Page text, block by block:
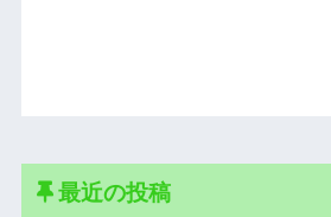
最近の投稿